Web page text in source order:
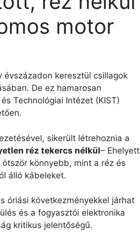
motor
keresztül csillagok
De ez hamarosan
Technológiai Intézet (KIST)
sikerült létrehoznia a
réz tekercs nélkül– Ehelyett
könnyebb, mint a réz és
álló kábeleket.
óriási következményekkel járhat
és a fogyasztói elektronika
kritikus jelentőségű.